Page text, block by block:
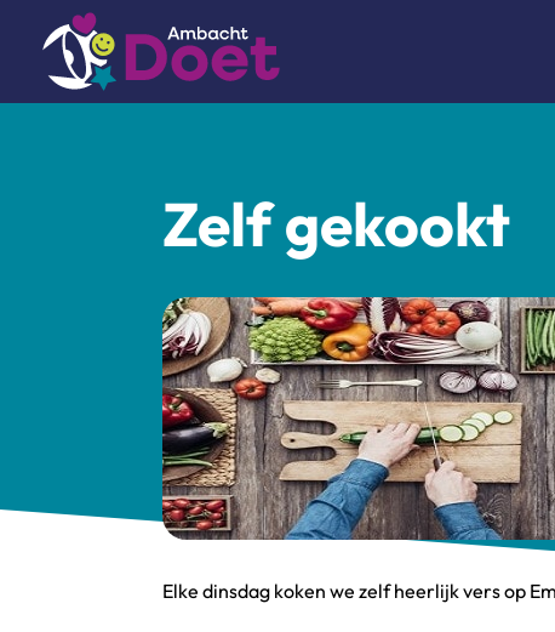
Zelf gekookt
Elke dinsdag koken we zelf heerlijk vers op